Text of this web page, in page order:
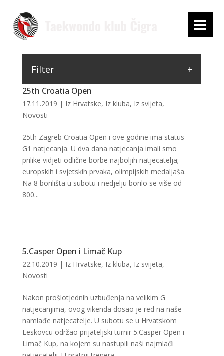
25th Croatia Open
17.11.2019 | Iz Hrvatske, Iz kluba, Iz svijeta,
Novosti
25th Zagreb Croatia Open i ove godine ima status
G1 natjecanja. U dva dana natjecanja imali smo
prilike vidjeti odlične borbe najboljih natjecatelja;
europskih i svjetskih prvaka, olimpijskih medaljaša.
Na 8 borilišta u subotu i nedjelju borilo se više od
800...
5.Casper Open i Limač Kup
22.10.2019 | Iz Hrvatske, Iz kluba, Iz svijeta,
Novosti
Nakon prošlotjednih uzbuđenja na velikim G
natjecanjima, ovog vikenda dosao je red na naše
namlađe natjecatelje. U subotu se u Hrvatskom
Leskovcu održao prijateljski turnir 5.Casper Open i
Limač Kup, na kojem su nastupili naši najmlađi
Filter